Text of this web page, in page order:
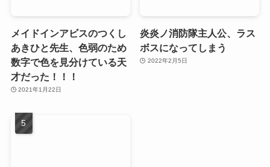
メイドインアビスのつくし
あきひと先生、色弱のため
数字で色を見分けている天
才だった！！！
2021年1月22日
炎炎ノ消防隊主人公、ラス
ボスになってしまう
2022年2月5日